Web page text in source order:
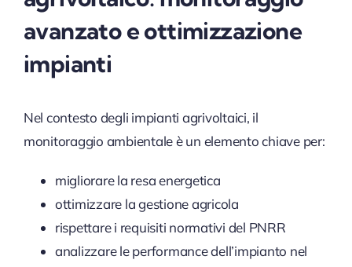
avanzato e ottimizzazione
impianti
Nel contesto degli impianti agrivoltaici, il
monitoraggio ambientale è un elemento chiave per:
migliorare la resa energetica
ottimizzare la gestione agricola
rispettare i requisiti normativi del PNRR
analizzare le performance dell’impianto nel